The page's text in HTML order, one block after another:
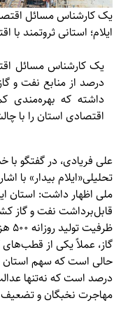
یک کارشناس مسائل
ایلام؛ استانی ثروتمند با
درصد از منابع نفت و
اقتصادی استان را با
علی فریادی، در گفتگو با
تحلیلی«ایلام بیدار» با
قابل‌برداشت نفت و گاز
گاز، عملاً یکی از
حالی است که سهم استان
درصد است که نه‌تنها
مهاجرت نخبگان و